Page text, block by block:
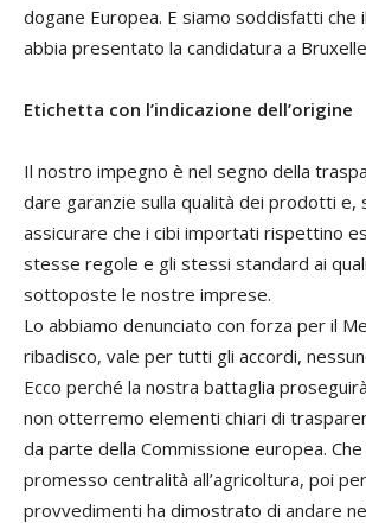
dogane Europea. E siamo soddisfatti che
abbia presentato la candidatura a
Etichetta con l’indicazione dell’origine
Il nostro impegno è nel segno della
dare garanzie sulla qualità dei prodotti
assicurare che i cibi importati rispettino
stesse regole e gli stessi standard ai
sottoposte le nostre imprese.
Lo abbiamo denunciato con forza per il
ribadisco, vale per tutti gli accordi,
Ecco perché la nostra battaglia
non otterremo elementi chiari di
da parte della Commissione europea.
promesso centralità all’agricoltura, poi
provvedimenti ha dimostrato di andare